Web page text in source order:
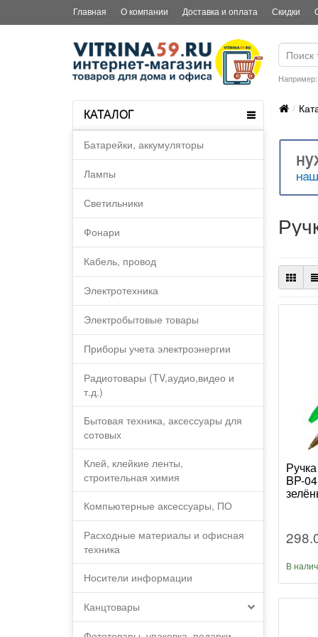
Главная О компании Доставка и оплата Скидки
КАТАЛОГ
Батарейки, аккумуляторы
Лампы
Светильники
Фонари
Кабель, провод
Электротехника
Электробытовые товары
Приборы учета электроэнергии
Радиотовары (TV,аудио,видео и
т.д.)
Бытовая техника, аксессуары для
сотовых
Клей, клейкие ленты,
строительная химия
Компьютерные аксессуары, ПО
Расходные материалы и офисная
техника
Носители информации
Канцтовары
BP-
В